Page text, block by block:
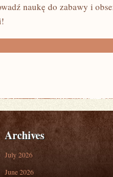
naukę do zabawy i
Archives
July 2026
June 2026